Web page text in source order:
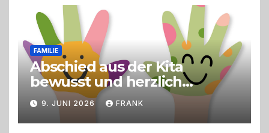
FAMILIE
Abschied aus der Kita
bewusst und herzlich
gestalten
9. JUNI 2026 FRANK